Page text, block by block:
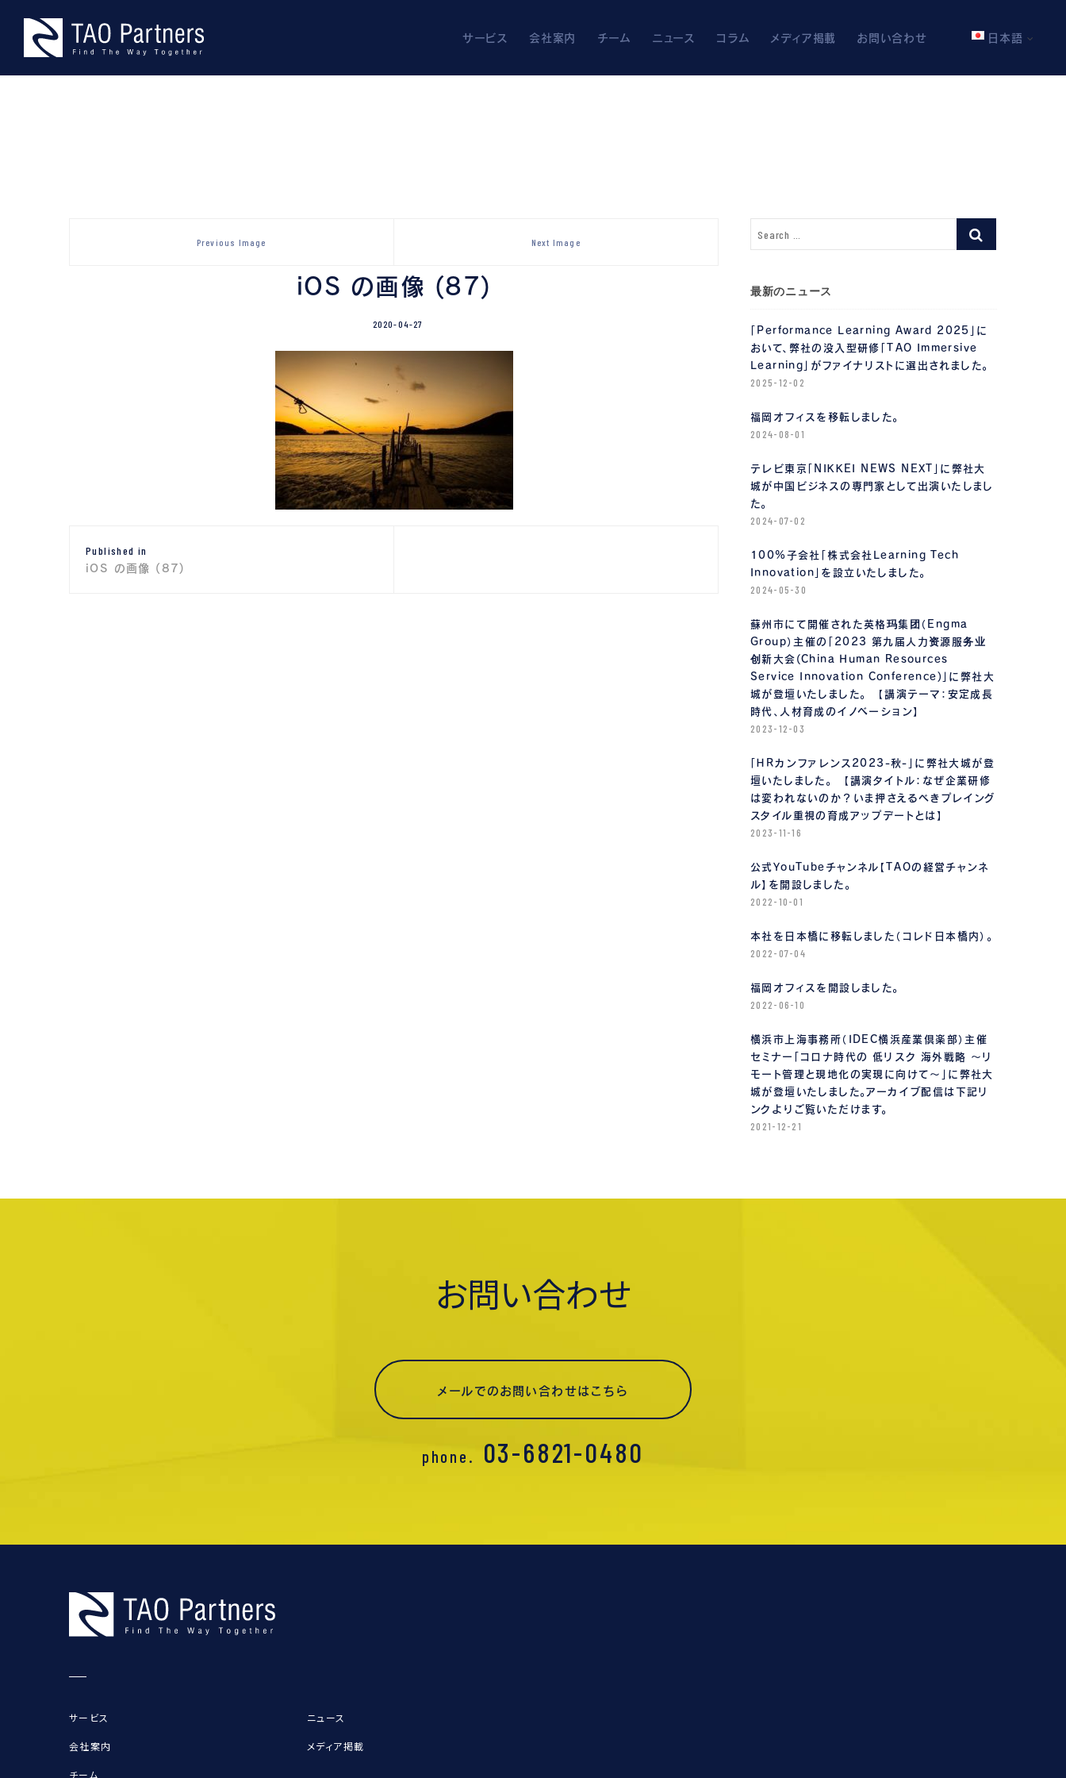
content
サービス 会社案内 チーム ニュース コラム メディア掲載 お問い合わせ 日本語
Previous Image Next Image
iOS の画像 (87)
2020-04-27
稿
Published in
iOS の画像 (87)
最新のニュース
「Performance Learning Award 2025」に
おいて、弊社の没入型研修「TAO Immersive
Learning」がファイナリストに選出されました。
2025-12-02
福岡オフィスを移転しました。
2024-08-01
テレビ東京「NIKKEI NEWS NEXT」に弊社大
城が中国ビジネスの専門家として出演いたしまし
た。
2024-07-02
100%子会社「株式会社Learning Tech
Innovation」を設立いたしました。
2024-05-30
蘇州市にて開催された英格玛集团（Engma
Group）主催の「2023 第九届人力资源服务业
创新大会(China Human Resources
Service Innovation Conference)」に弊社大
城が登壇いたしました。 【講演テーマ：安定成長
時代、人材育成のイノベーション】
2023-12-03
「ＨＲカンファレンス2023-秋-」に弊社大城が登
壇いたしました。 【講演タイトル：なぜ企業研修
は変われないのか？いま押さえるべきプレイング
スタイル重視の育成アップデートとは】
2023-11-16
公式YouTubeチャンネル【TAOの経営チャンネ
ル】を開設しました。
2022-10-01
本社を日本橋に移転しました（コレド日本橋内）。
2022-07-04
福岡オフィスを開設しました。
2022-06-10
横浜市上海事務所（IDEC横浜産業倶楽部）主催
セミナー「コロナ時代の 低リスク 海外戦略 〜リ
モート管理と現地化の実現に向けて〜」に弊社大
城が登壇いたしました。アーカイブ配信は下記リ
ンクよりご覧いただけます。
2021-12-21
お問い合わせ
メールでのお問い合わせはこちら
phone. 03-6821-0480
サービス
会社案内
チーム
ニュース
メディア掲載